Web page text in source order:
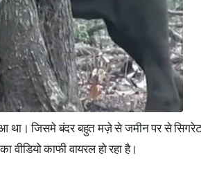
था। जिसमे बंदर बहुत मज़े से जमीन पर से
काफी वायरल हो रहा है।